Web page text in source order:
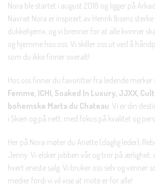
Nora ble startet i august 2018 og ligger på
Navnet Nora er inspirert av Henrik Ibsens
dukkehjem», og vi brenner for at alle kvinner
og hjemme hos oss. Vi skiller oss ut ved å
som du ikke finner overalt!
Hos oss finner du favoritter fra ledende merker
Femme, ICHI, Soaked In Luxury, JJXX,
bohemske Marta du Chateau . Vi er din
i Skien og på nett, med fokus på kvalitet og
Her på Nora møter du Anette (daglig leder),
Jenny. Vi elsker jobben vår og tror på ærlighet,
hvert eneste salg. Vi bruker oss selv og venner
medier fordi vi vil vise at mote er for alle!